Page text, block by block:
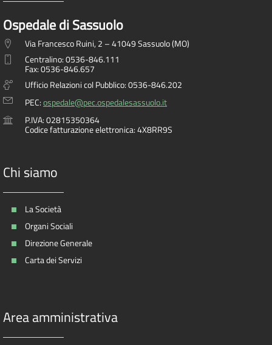
Ospedale di Sassuolo
Via Francesco Ruini, 2 – 41049 Sassuolo (MO)
Centralino: 0536-846.111
Fax: 0536-846.657
Ufficio Relazioni col Pubblico: 0536-846.202
PEC:ospedale@pec.ospedalesassuolo.it
P.IVA: 02815350364
Codice fatturazione elettronica: 4X8RR9S
Chi siamo
La Società
Organi Sociali
Direzione Generale
Carta dei Servizi
Area amministrativa